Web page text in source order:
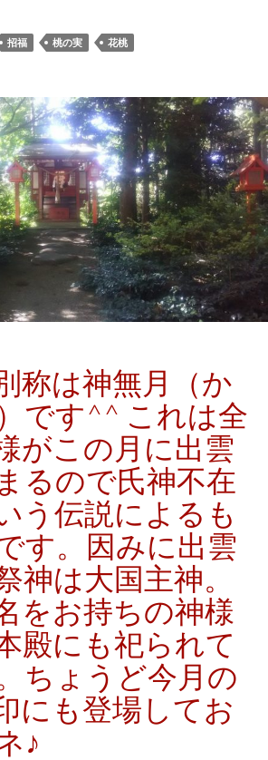
招福 桃の実 花桃
称は神無月（か
です^^ これは全
がこの月に出雲
るので氏神不在
う伝説によるも
す。因みに出雲
神は大国主神。
をお持ちの神様
殿にも祀られて
ちょうど今月の
にも登場してお
♪